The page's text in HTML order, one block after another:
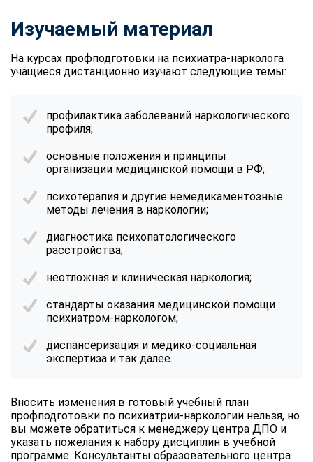
Изучаемый материал
На курсах профподготовки на психиатра-нарколога
учащиеся дистанционно изучают следующие темы:
профилактика заболеваний наркологического
профиля;
основные положения и принципы
организации медицинской помощи в РФ;
психотерапия и другие немедикаментозные
методы лечения в наркологии;
диагностика психопатологического
расстройства;
неотложная и клиническая наркология;
стандарты оказания медицинской помощи
психиатром-наркологом;
диспансеризация и медико-социальная
экспертиза и так далее.
Вносить изменения в готовый учебный план
профподготовки по психиатрии-наркологии нельзя, но
вы можете обратиться к менеджеру центра ДПО и
указать пожелания к набору дисциплин в учебной
программе. Консультанты образовательного центра